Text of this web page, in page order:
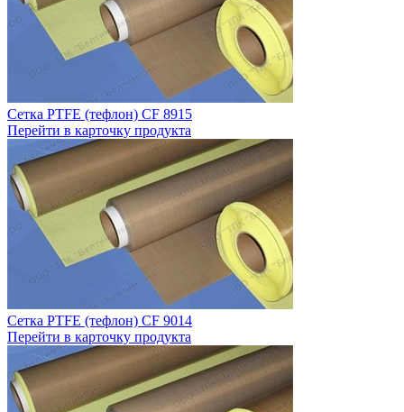
Сетка PTFE (тефлон) CF 8915
Перейти в карточку продукта
Сетка PTFE (тефлон) CF 9014
Перейти в карточку продукта